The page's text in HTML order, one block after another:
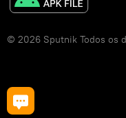
© 2026 Sputnik Todos os